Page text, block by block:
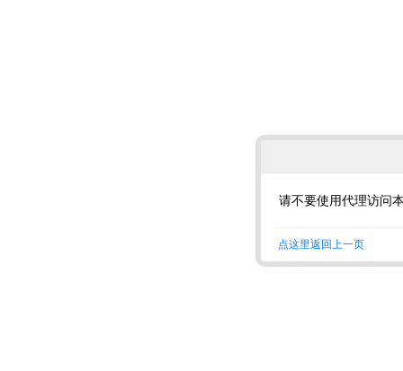
请不要使用代理访问
点这里返回上一页